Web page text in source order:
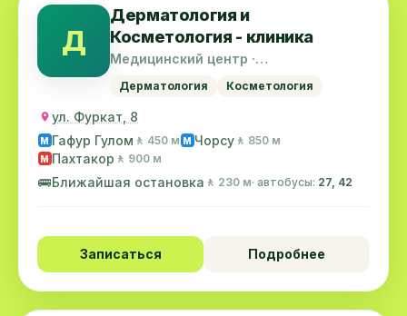
Д
Дерматология и
Косметология - клиника
Медицинский центр ·
Дерматология Косметология
ул. Фуркат, 8
M Гафур Гулом 🚶 450 м M Чорсу 🚶 850 м
M Пахтакор 🚶 900 м
🚌Ближайшая остановка 🚶 230 м· автобусы: 27, 42
Записаться Подробнее